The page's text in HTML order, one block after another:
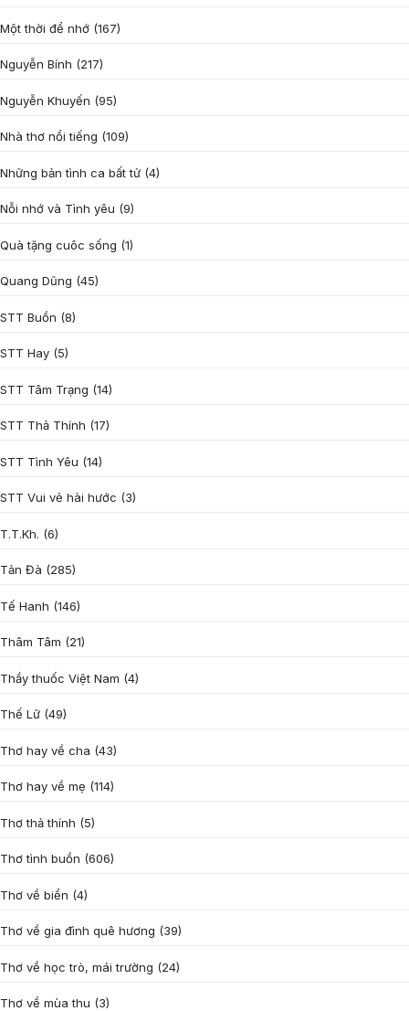
Một thời để nhớ (167)
Nguyễn Bính (217)
Nguyễn Khuyến (95)
Nhà thơ nổi tiếng (109)
Những bản tình ca bất tử (4)
Nỗi nhớ và Tình yêu (9)
Quà tặng cuôc sống (1)
Quang Dũng (45)
STT Buồn (8)
STT Hay (5)
STT Tâm Trạng (14)
STT Thả Thính (17)
STT Tình Yêu (14)
STT Vui vẻ hài hước (3)
T.T.Kh. (6)
Tản Đà (285)
Tế Hanh (146)
Thâm Tâm (21)
Thầy thuốc Việt Nam (4)
Thế Lữ (49)
Thơ hay về cha (43)
Thơ hay về mẹ (114)
Thơ thả thính (5)
Thơ tình buồn (606)
Thơ về biển (4)
Thơ về gia đình quê hương (39)
Thơ về học trò, mái trường (24)
Thơ về mùa thu (3)